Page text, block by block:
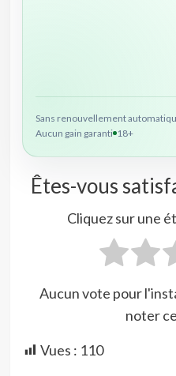
Sans renouvellement
Aucun gain garanti 18+
Êtes-vous
Cliquez sur une
Aucun vote pour
noter
Vues : 110